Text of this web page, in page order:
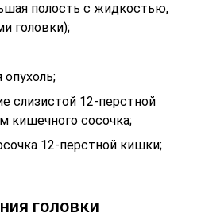
полость с жидкостью,
головки);
опухоль;
слизистой 12-перстной
кишечного сосочка;
12-перстной кишки;
головки